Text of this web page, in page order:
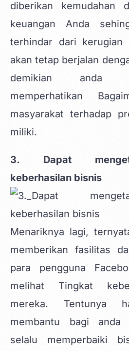
diberikan kemudahan
keuangan Anda
terhindar dari kerugian
akan tetap berjalan
demikian anda
memperhatikan
masyarakat terhadap
miliki.
3. Dapat
keberhasilan bisnis
Menariknya lagi,
memberikan fasilitas
para pengguna
melihat Tingkat
mereka. Tentunya
membantu bagi anda
selalu memperbaiki